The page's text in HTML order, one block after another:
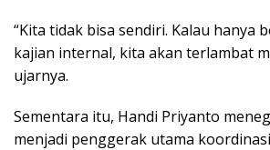
“Kita tidak bisa sendiri. Kalau hanya
kajian internal, kita akan terlambat
ujarnya.
Sementara itu, Handi Priyanto
menjadi penggerak utama